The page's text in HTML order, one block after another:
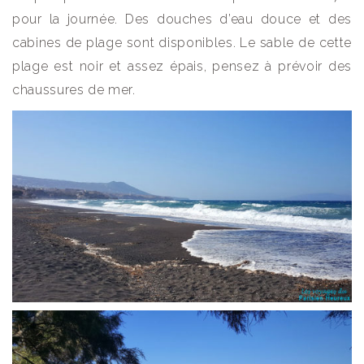
pour la journée. Des douches d’eau douce et des
cabines de plage sont disponibles. Le sable de cette
plage est noir et assez épais, pensez à prévoir des
chaussures de mer.